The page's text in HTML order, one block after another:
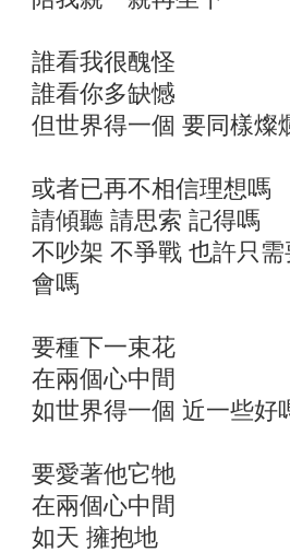
誰看我很醜怪
誰看你多缺憾
但世界得一個 要同樣燦
或者已再不相信理想嗎
請傾聽 請思索 記得嗎
不吵架 不爭戰 也許只需
會嗎
要種下一束花
在兩個心中間
如世界得一個 近一些好
要愛著他它牠
在兩個心中間
如天 擁抱地